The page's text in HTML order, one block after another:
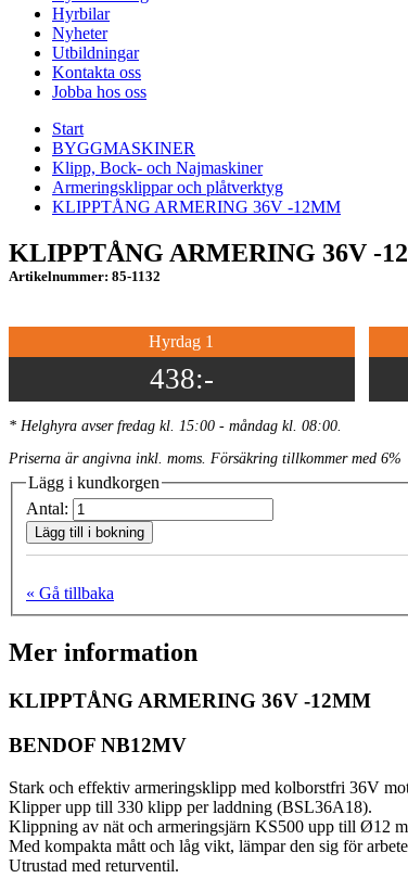
Hyrbilar
Nyheter
Utbildningar
Kontakta oss
Jobba hos oss
Start
BYGGMASKINER
Klipp, Bock- och Najmaskiner
Armeringsklippar och plåtverktyg
KLIPPTÅNG ARMERING 36V -12MM
KLIPPTÅNG ARMERING 36V -
Artikelnummer: 85-1132
Hyrdag 1
438:-
* Helghyra avser fredag kl. 15:00 - måndag kl. 08:00.
Priserna är angivna inkl. moms. Försäkring tillkommer med 6%
Lägg i kundkorgen
Antal:
Lägg till i bokning
« Gå tillbaka
Mer information
KLIPPTÅNG ARMERING 36V -12MM
BENDOF NB12MV
Stark och effektiv armeringsklipp med kolborstfri 36V
Klipper upp till 330 klipp per laddning (BSL36A18).
Klippning av nät och armeringsjärn KS500 upp till Ø12
Med kompakta mått och låg vikt, lämpar den sig för
Utrustad med returventil.